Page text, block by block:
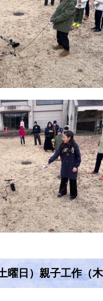
曜日）親子工作（